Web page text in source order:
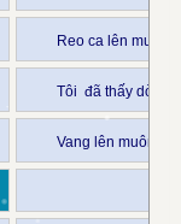
Reo ca lên muôn
Tôi đã thấy dòng
Vang lên muôn